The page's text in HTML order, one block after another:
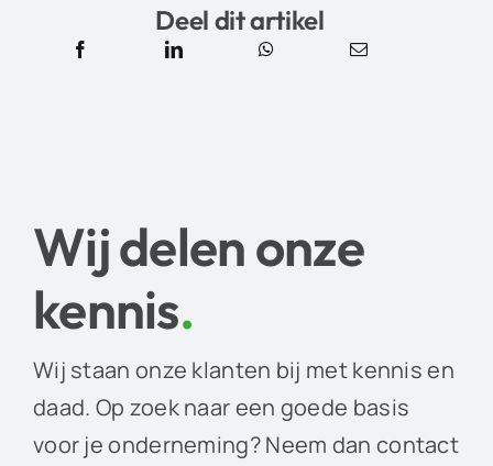
Deel dit artikel
Wij delen onze
kennis.
Wij staan onze klanten bij met kennis en
daad. Op zoek naar een goede basis
voor je onderneming? Neem dan contact